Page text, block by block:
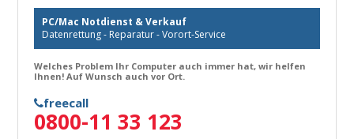
PC/Mac Notdienst & Verkauf
Datenrettung - Reparatur - Vorort-Service
Welches Problem Ihr Computer auch immer hat, wir helfen
Ihnen! Auf Wunsch auch vor Ort.
freecall
0800-11 33 123